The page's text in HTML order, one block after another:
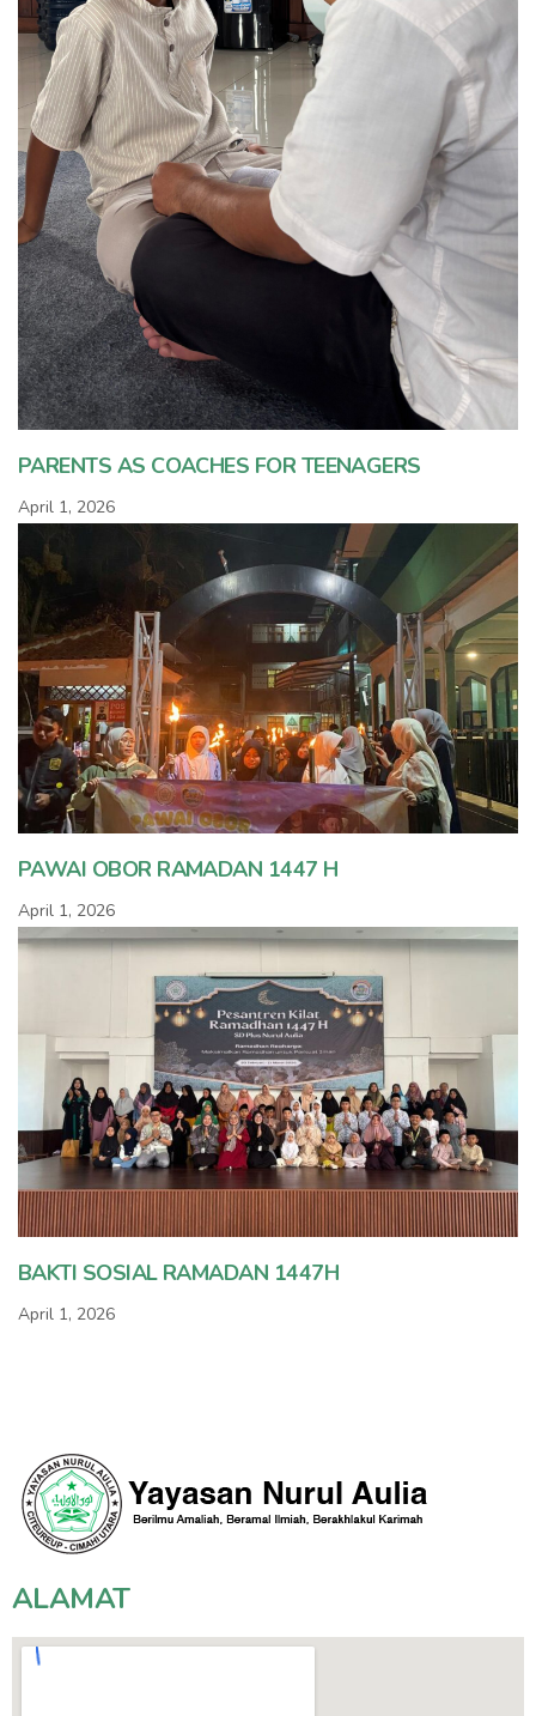
PARENTS AS COACHES FOR TEENAGERS
April 1, 2026
PAWAI OBOR RAMADAN 1447 H
April 1, 2026
BAKTI SOSIAL RAMADAN 1447H
April 1, 2026
ALAMAT